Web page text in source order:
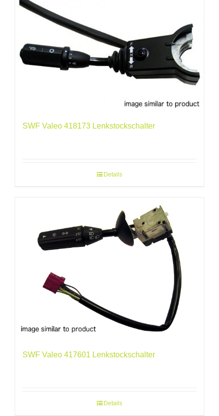
SWF Valeo 418173 Lenkstockschalter
Details
SWF Valeo 417601 Lenkstockschalter
Details